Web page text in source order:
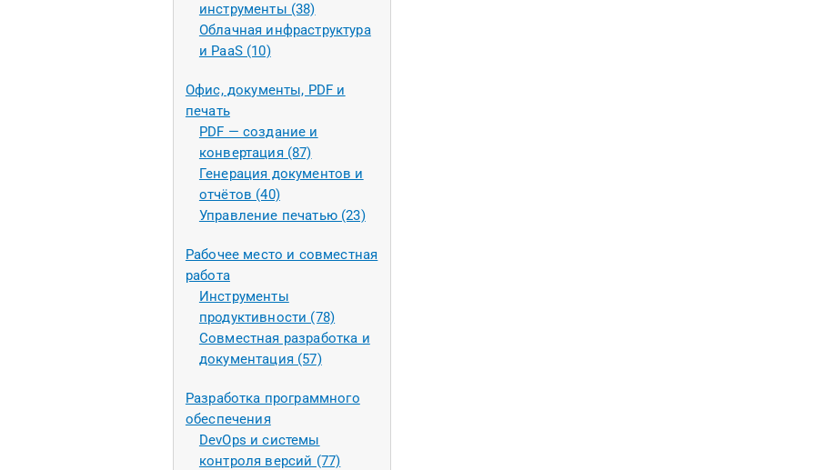
инструменты (38)
Облачная инфраструктура
и PaaS (10)
Офис, документы, PDF и
печать
PDF — создание и
конвертация (87)
Генерация документов и
отчётов (40)
Управление печатью (23)
Рабочее место и совместная
работа
Инструменты
продуктивности (78)
Совместная разработка и
документация (57)
Разработка программного
обеспечения
DevOps и системы
контроля версий (77)